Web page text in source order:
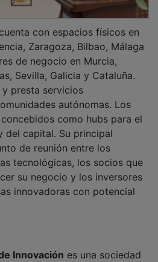
de Industria y Turismo,
por startups y pequeñas y
encuentren la
desarrollarse y competir